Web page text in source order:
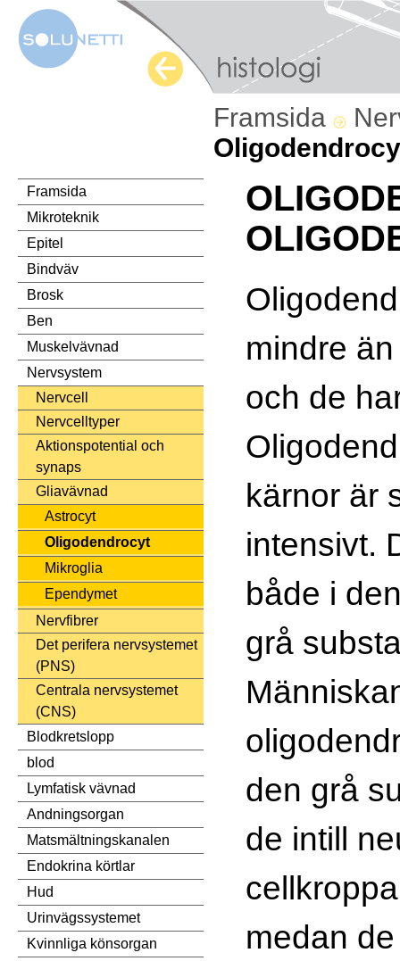
Framsida
Framsida
Mikroteknik
Epitel
Bindväv
Brosk
Ben
Muskelvävnad
Nervsystem
Nervcell
Nervcelltyper
Aktionspotential och
synaps
Gliavävnad
Astrocyt
Oligodendrocyt
Mikroglia
Ependymet
Nervfibrer
Det perifera nervsystemet
(PNS)
Centrala nervsystemet
(CNS)
Blodkretslopp
blod
Lymfatisk vävnad
Andningsorgan
Matsmältningskanalen
Endokrina körtlar
Hud
Urinvägssystemet
Kvinnliga könsorgan
mindre
och de
kärnor är
intensivt.
både i
grå
den grå
de intill
medan